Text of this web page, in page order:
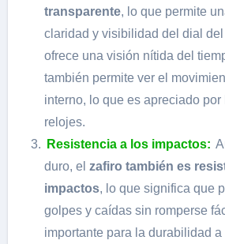
transparente, lo que permite
claridad y visibilidad del dial
ofrece una visión nítida del
también permite ver el
interno, lo que es apreciado
relojes.
Resistencia a los impactos:
duro, el zafiro también es
impactos, lo que significa que
golpes y caídas sin romperse
importante para la durabilidad